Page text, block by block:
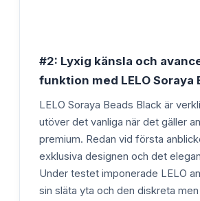
#2: Lyxig känsla och
funktion med LELO Soraya
LELO Soraya Beads Black är
utöver det vanliga när det gäller
premium. Redan vid första
exklusiva designen och det
Under testet imponerade LELO
sin släta yta och den diskreta